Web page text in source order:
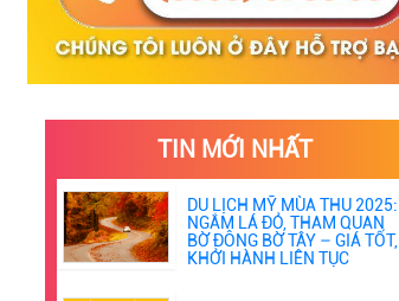
TIN MỚI NHẤT
DU LỊCH MỸ MÙA THU 2025:
NGẮM LÁ ĐỎ, THAM QUAN
BỜ ĐÔNG BỜ TÂY – GIÁ TỐT,
KHỞI HÀNH LIÊN TỤC